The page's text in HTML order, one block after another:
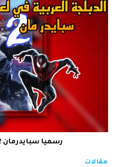
رسميا سبايدرمان 2 قادمة بالدبلجة المصرية
مقالات